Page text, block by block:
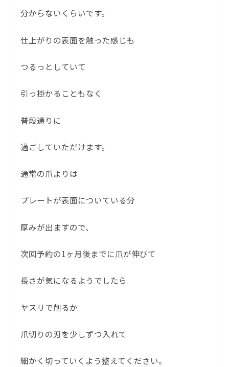
分からないくらいです。
仕上がりの表面を触った感じも
つるっとしていて
引っ掛かることもなく
普段通りに
過ごしていただけます。
通常の爪よりは
プレートが表面についている分
厚みが出ますので、
次回予約の1ヶ月後までに爪が伸びて
長さが気になるようでしたら
ヤスリで削るか
爪切りの刃を少しずつ入れて
細かく切っていくよう整えてください。